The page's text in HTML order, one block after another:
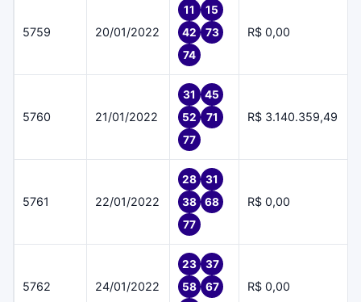
5759 20/01/2022
11
15
42
73
74
R$ 0,00
5760 21/01/2022
31
45
52
71
77
R$ 3.140.359,49
5761 22/01/2022
28
31
38
68
77
R$ 0,00
5762 24/01/2022
23
37
58
67
R$ 0,00